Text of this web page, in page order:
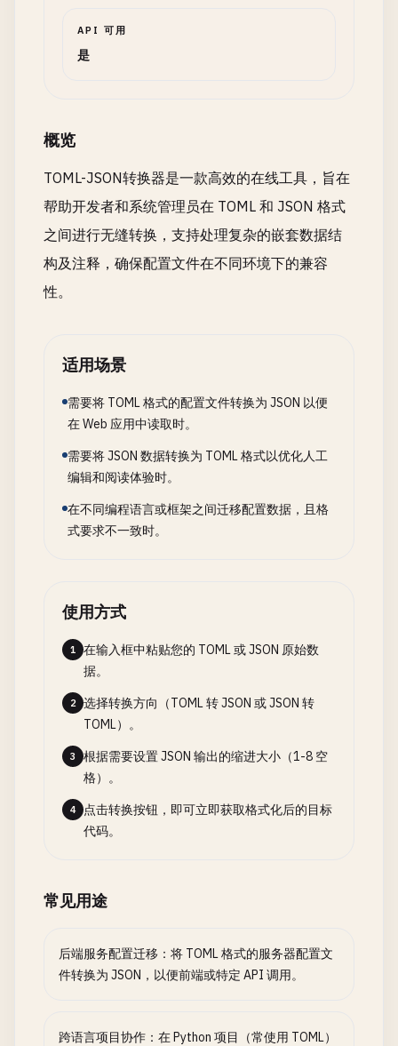
API 可用
是
概览
TOML-JSON转换器是一款高效的在线工具，旨在
帮助开发者和系统管理员在 TOML 和 JSON 格式
之间进行无缝转换，支持处理复杂的嵌套数据结
构及注释，确保配置文件在不同环境下的兼容
性。
适用场景
需要将 TOML 格式的配置文件转换为 JSON 以便
在 Web 应用中读取时。
需要将 JSON 数据转换为 TOML 格式以优化人工
编辑和阅读体验时。
在不同编程语言或框架之间迁移配置数据，且格
式要求不一致时。
使用方式
1
在输入框中粘贴您的 TOML 或 JSON 原始数
据。
2
选择转换方向（TOML 转 JSON 或 JSON 转
TOML）。
3
根据需要设置 JSON 输出的缩进大小（1-8 空
格）。
4
点击转换按钮，即可立即获取格式化后的目标
代码。
常见用途
后端服务配置迁移：将 TOML 格式的服务器配置文
件转换为 JSON，以便前端或特定 API 调用。
跨语言项目协作：在 Python 项目（常使用 TOML）